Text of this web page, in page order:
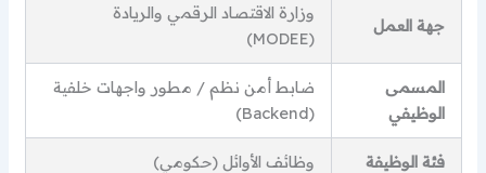
جهة العمل
وزارة الاقتصاد الرقمي والريادة
(MODEE)
المسمى
الوظيفي
ضابط أمن نظم / مطور واجهات خلفية
(Backend)
فئة الوظيفة وظائف الأوائل (حكومي)